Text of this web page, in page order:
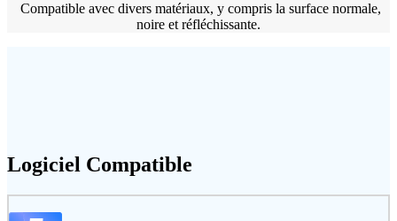
Compatible avec divers matériaux, y compris la surface normale,
noire et réfléchissante.
Logiciel Compatible